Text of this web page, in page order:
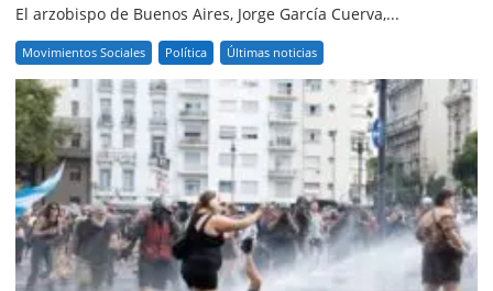
El arzobispo de Buenos Aires, Jorge García Cuerva,...
Movimientos Sociales Política Últimas noticias